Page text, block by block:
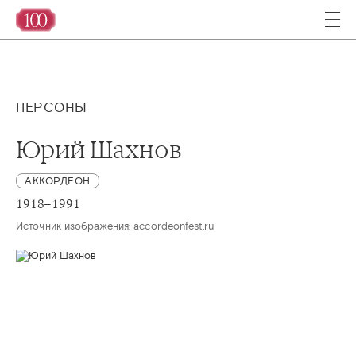
ПЕРСОНЫ
Юрий Шахнов
АККОРДЕОН
1918–1991
Источник изображения: accordeonfest.ru